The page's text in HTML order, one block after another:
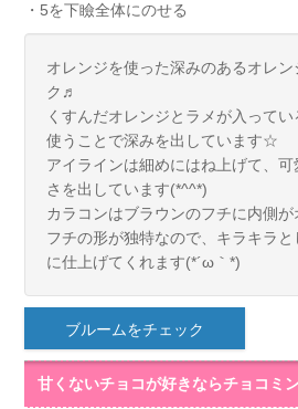
・5を下瞼全体にのせる
オレンジを使った深みのあるオレ
ク♬
くすんだオレンジとラメが入って
使うことで深みを出しています☆
アイラインは細めにはね上げて、
さを出しています(*^^*)
カラコンはブラウンのフチに内側
フチの形が独特なので、キラキラ
に仕上げてくれます(*´ω｀*)
ブルームをチェック
甘くないチョコが好きならチョコミ